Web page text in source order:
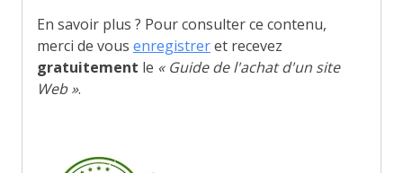
En savoir plus ? Pour consulter ce contenu,
merci de vous enregistreret recevez
gratuitement le « Guide de l'achat d'un site
Web ».